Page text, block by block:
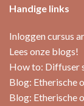
Handige links
Inloggen cursus
Lees onze blogs!
How to: Diffuser
Blog: Etherische
Blog: Etherische